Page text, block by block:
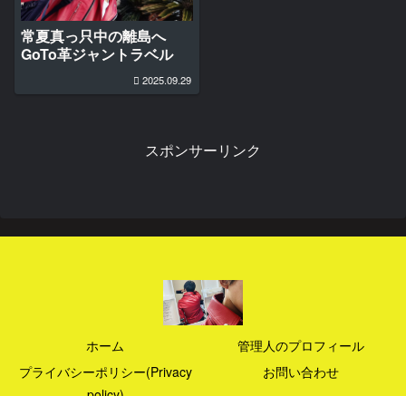
常夏真っ只中の離島へ
GoTo革ジャントラベル
2025.09.29
スポンサーリンク
ホーム
管理人のプロフィール
プライバシーポリシー(Privacy
お問い合わせ